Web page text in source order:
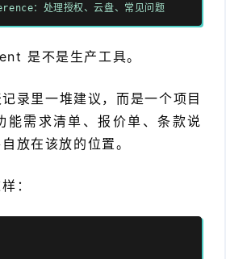
：处理授权、云盘、常见问题
是不是生产工具。
录里一堆建议，而是一个项目
能需求清单、报价单、条款说
放在该放的位置。
：